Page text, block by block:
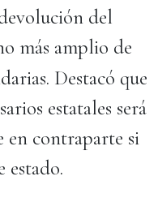
del
más amplio de
Destacó que
estatales será
en contraparte si
estado.